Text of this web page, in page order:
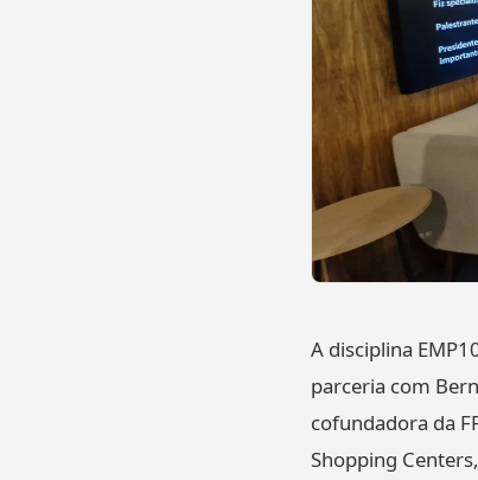
A disciplina
parceria com
cofundadora da
Shopping